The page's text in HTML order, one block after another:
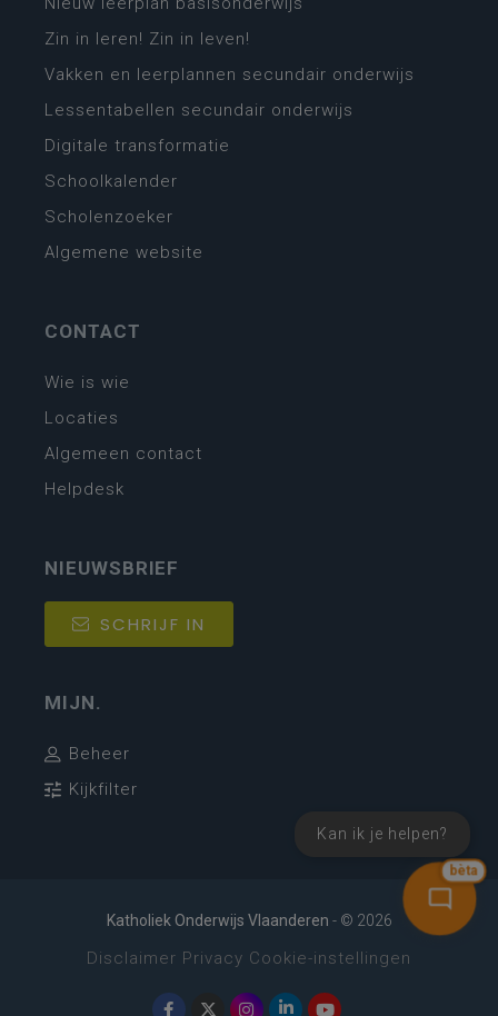
bèta
Kan ik je helpen?
Zin in leren! Zin in leven!
Vakken en leerplannen secundair onderwijs
Lessentabellen secundair onderwijs
Digitale transformatie
Schoolkalender
Scholenzoeker
Algemene website
CONTACT
Wie is wie
Locaties
Algemeen contact
Helpdesk
NIEUWSBRIEF
SCHRIJF IN
MIJN.
Beheer
Kijkfilter
Katholiek Onderwijs Vlaanderen - © 2026
Disclaimer Privacy Cookie-instellingen